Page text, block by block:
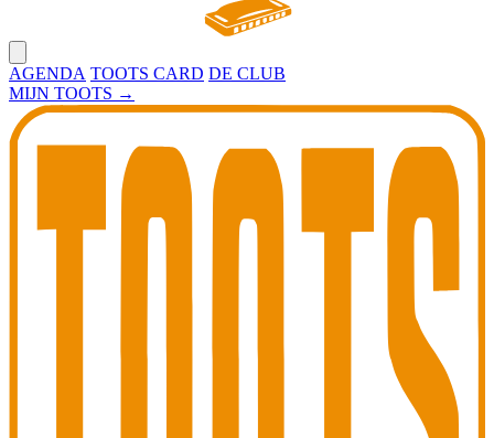
AGENDA TOOTS CARD DE CLUB
MIJN TOOTS →
Toots Jazz Club